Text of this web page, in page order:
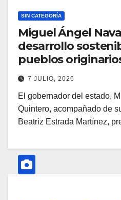
SIN CATEGORÍA
Miguel Ángel
desarrollo
pueblos
7 JULIO, 2026
El gobernador del estado,
Quintero, acompañado de
Beatriz Estrada Martínez,